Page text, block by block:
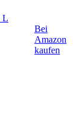
L
Bei
Amazon
kaufen